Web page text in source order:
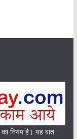
नियम है। यह बात